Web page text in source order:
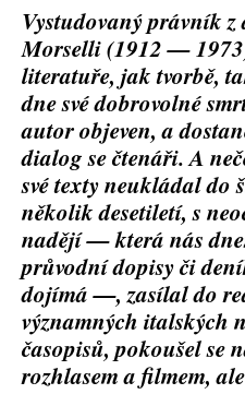
Vystudovaný právník
Morselli (1912 —
literatuře, jak tvorbě,
dne své dobrovolné
autor objeven, a
dialog se čtenáři. A
své texty neukládal do
několik desetiletí, s
nadějí — která nás
průvodní dopisy či
dojímá —, zasílal do
významných italských
časopisů, pokoušel se
rozhlasem a filmem,